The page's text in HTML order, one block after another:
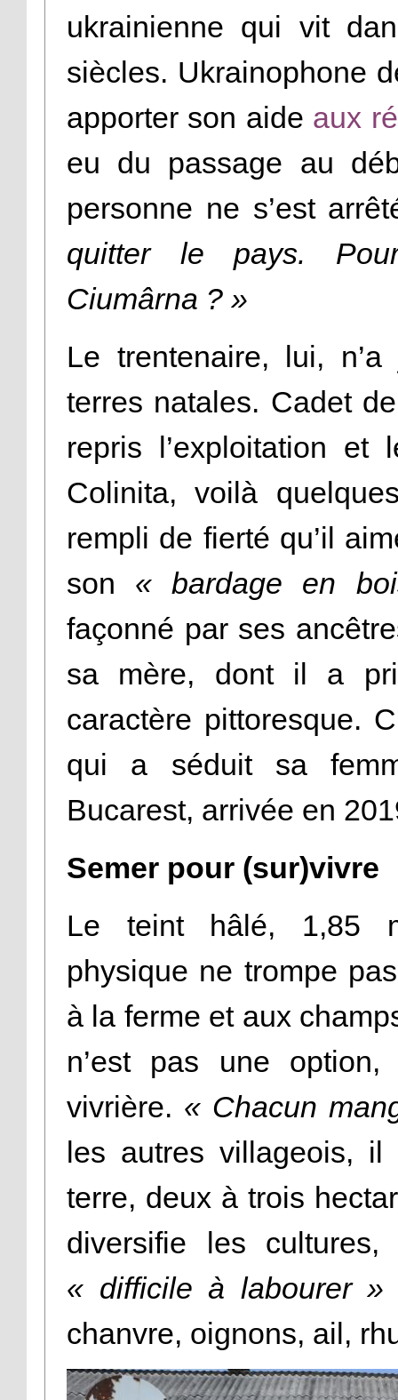
ukrainienne qui vit
siècles. Ukrainophone
apporter son aide aux
eu du passage au
personne ne s’est
quitter le pays.
Ciumârna ? »
Le trentenaire, lui,
terres natales. Cadet
repris l’exploitation
Colinita, voilà
rempli de fierté qu’il
son « bardage en
façonné par ses
sa mère, dont il a
caractère pittoresque.
qui a séduit sa
Bucarest, arrivée en
Semer pour (sur)vivre
Le teint hâlé, 1,85
physique ne trompe
à la ferme et aux
n’est pas une option,
vivrière. « Chacun
les autres villageois,
terre, deux à trois
diversifie les
« difficile à labourer »
chanvre, oignons, ail,